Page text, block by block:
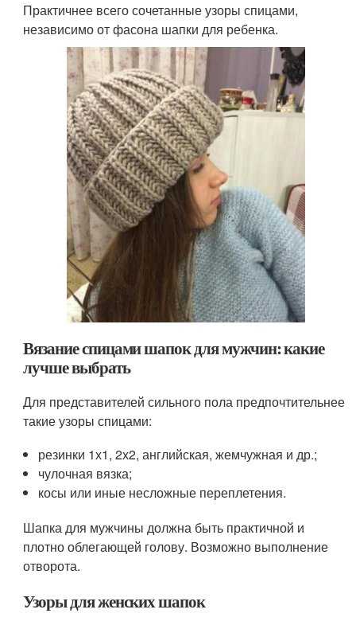
Практичнее всего сочетанные узоры спицами,
независимо от фасона шапки для ребенка.
Вязание спицами шапок для мужчин: какие
лучше выбрать
Для представителей сильного пола предпочтительнее
такие узоры спицами:
резинки 1х1, 2х2, английская, жемчужная и др.;
чулочная вязка;
косы или иные несложные переплетения.
Шапка для мужчины должна быть практичной и
плотно облегающей голову. Возможно выполнение
отворота.
Узоры для женских шапок